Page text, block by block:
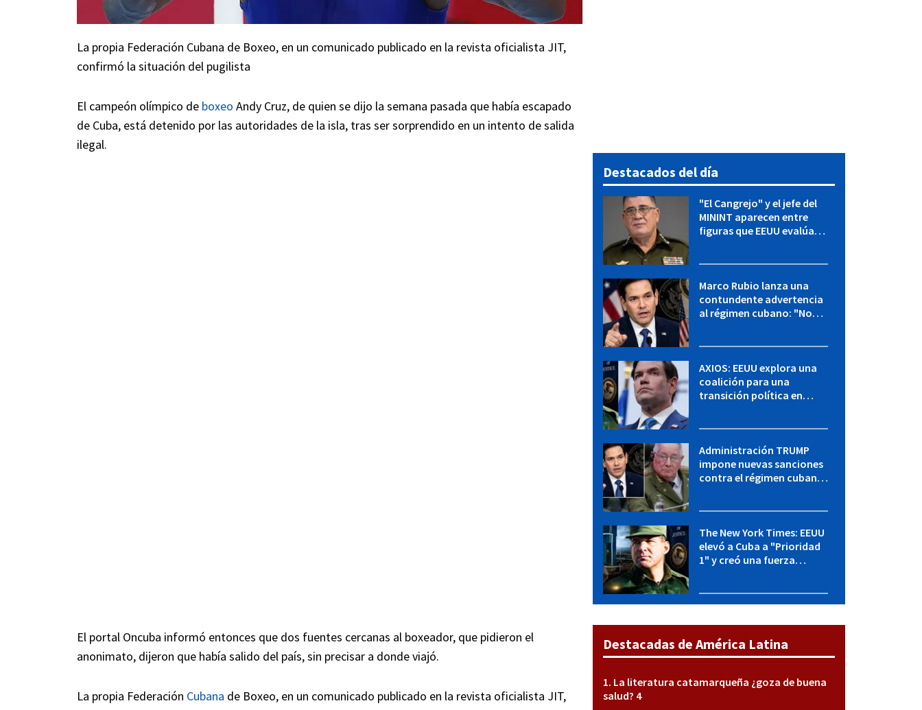
La propia Federación Cubana de Boxeo, en un comunicado publicado en la revista oficialista JIT,
confirmó la situación del pugilista
El campeón olímpico de boxeo Andy Cruz, de quien se dijo la semana pasada que había escapado
de Cuba, está detenido por las autoridades de la isla, tras ser sorprendido en un intento de salida
ilegal.
El portal Oncuba informó entonces que dos fuentes cercanas al boxeador, que pidieron el
anonimato, dijeron que había salido del país, sin precisar a donde viajó.
La propia Federación Cubana de Boxeo, en un comunicado publicado en la revista oficialista JIT,
Destacados del día
"El Cangrejo" y el jefe del
MININT aparecen entre
figuras que EEUU evalúa
Marco Rubio lanza una
contundente advertencia
al régimen cubano: "No
AXIOS: EEUU explora una
coalición para una
transición política en
Administración TRUMP
impone nuevas sanciones
contra el régimen cubano:
The New York Times: EEUU
elevó a Cuba a "Prioridad
1" y creó una fuerza
Destacadas de América Latina
La literatura catamarqueña ¿goza de buena
salud? 4